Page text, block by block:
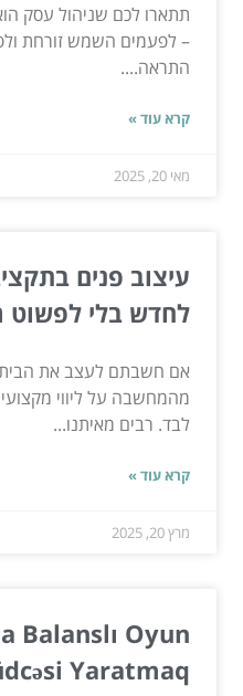
תתארו לכם שניהול עסק
– לפעמים השמש זורחת
התראה....
קרא עוד »
מאי 20, 2025
עיצוב פנים
לחדש בלי לפשוט
אם חשבתם לעצב את
מהמחשבה על ליווי
לבד. רבים מאיתנו...
קרא עוד »
מרץ 20, 2025
Balanslı Oyun
Yaratmaq